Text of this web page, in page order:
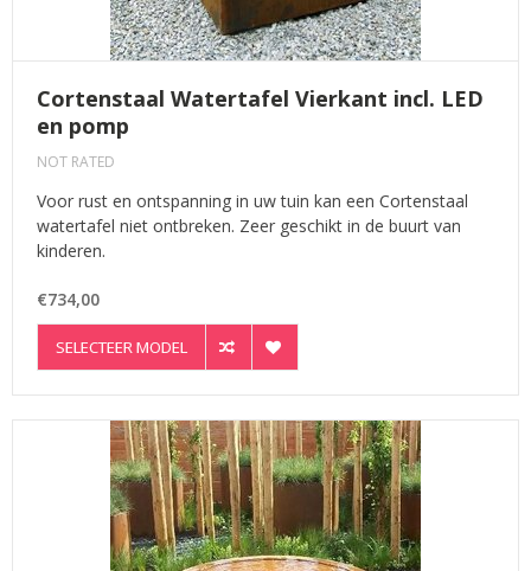
Cortenstaal Watertafel Vierkant incl. LED
en pomp
NOT RATED
Voor rust en ontspanning in uw tuin kan een Cortenstaal
watertafel niet ontbreken. Zeer geschikt in de buurt van
kinderen.
€734,00
SELECTEER MODEL